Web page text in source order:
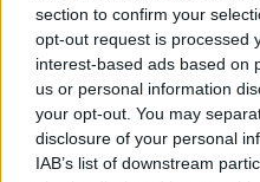
section to confirm your
opt-out request is processed
interest-based ads based on
us or personal information
your opt-out. You may
disclosure of your personal
IAB’s list of downstream
SUNETUL provocat